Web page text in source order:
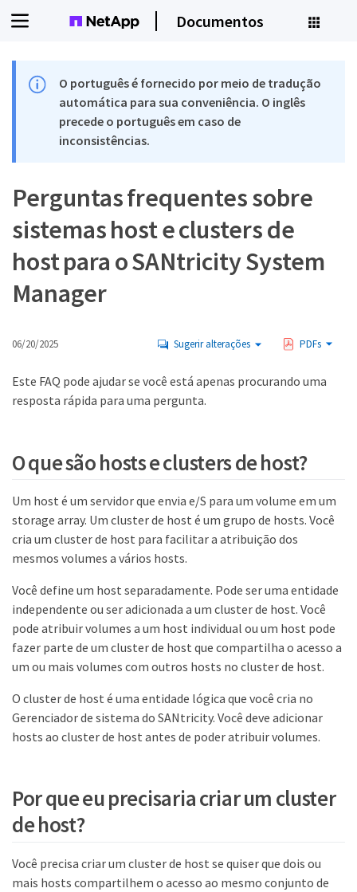
Documentos
O português é fornecido por meio de tradução
automática para sua conveniência. O inglês
precede o português em caso de
inconsistências.
Perguntas frequentes sobre
sistemas host e clusters de
host para o SANtricity System
Manager
06/20/2025 Sugerir alterações PDFs
Este FAQ pode ajudar se você está apenas procurando uma
resposta rápida para uma pergunta.
O que são hosts e clusters de host?
Um host é um servidor que envia e/S para um volume em um
storage array. Um cluster de host é um grupo de hosts. Você
cria um cluster de host para facilitar a atribuição dos
mesmos volumes a vários hosts.
Você define um host separadamente. Pode ser uma entidade
independente ou ser adicionada a um cluster de host. Você
pode atribuir volumes a um host individual ou um host pode
fazer parte de um cluster de host que compartilha o acesso a
um ou mais volumes com outros hosts no cluster de host.
O cluster de host é uma entidade lógica que você cria no
Gerenciador de sistema do SANtricity. Você deve adicionar
hosts ao cluster de host antes de poder atribuir volumes.
Por que eu precisaria criar um cluster
de host?
Você precisa criar um cluster de host se quiser que dois ou
mais hosts compartilhem o acesso ao mesmo conjunto de